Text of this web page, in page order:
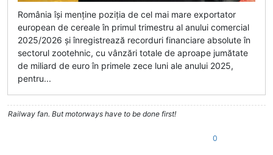
România îşi menţine poziţia de cel mai mare exportator
european de cereale în primul trimestru al anului comercial
2025/2026 şi înregistrează recorduri financiare absolute în
sectorul zootehnic, cu vânzări totale de aproape jumătate
de miliard de euro în primele zece luni ale anului 2025,
pentru...
Railway fan. But motorways have to be done first!
0